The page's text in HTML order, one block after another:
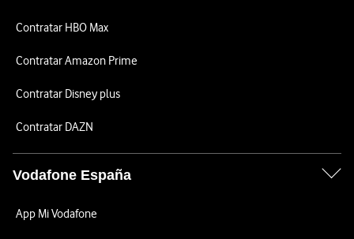
Contratar HBO Max
Contratar Amazon Prime
Contratar Disney plus
Contratar DAZN
Vodafone España
App Mi Vodafone